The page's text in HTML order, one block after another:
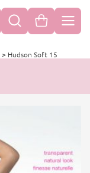
> Hudson Soft 15